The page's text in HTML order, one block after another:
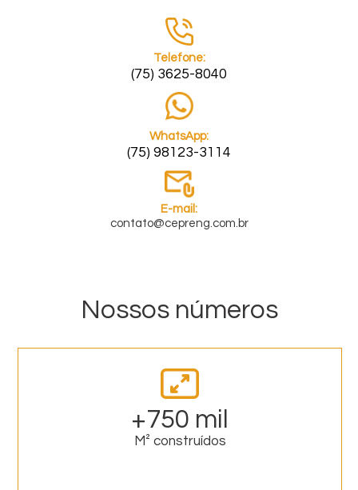
Telefone:
(75) 3625-8040
WhatsApp:
(75) 98123-3114
E-mail:
contato@cepreng.com.br
Nossos números
+750 mil
M² construídos